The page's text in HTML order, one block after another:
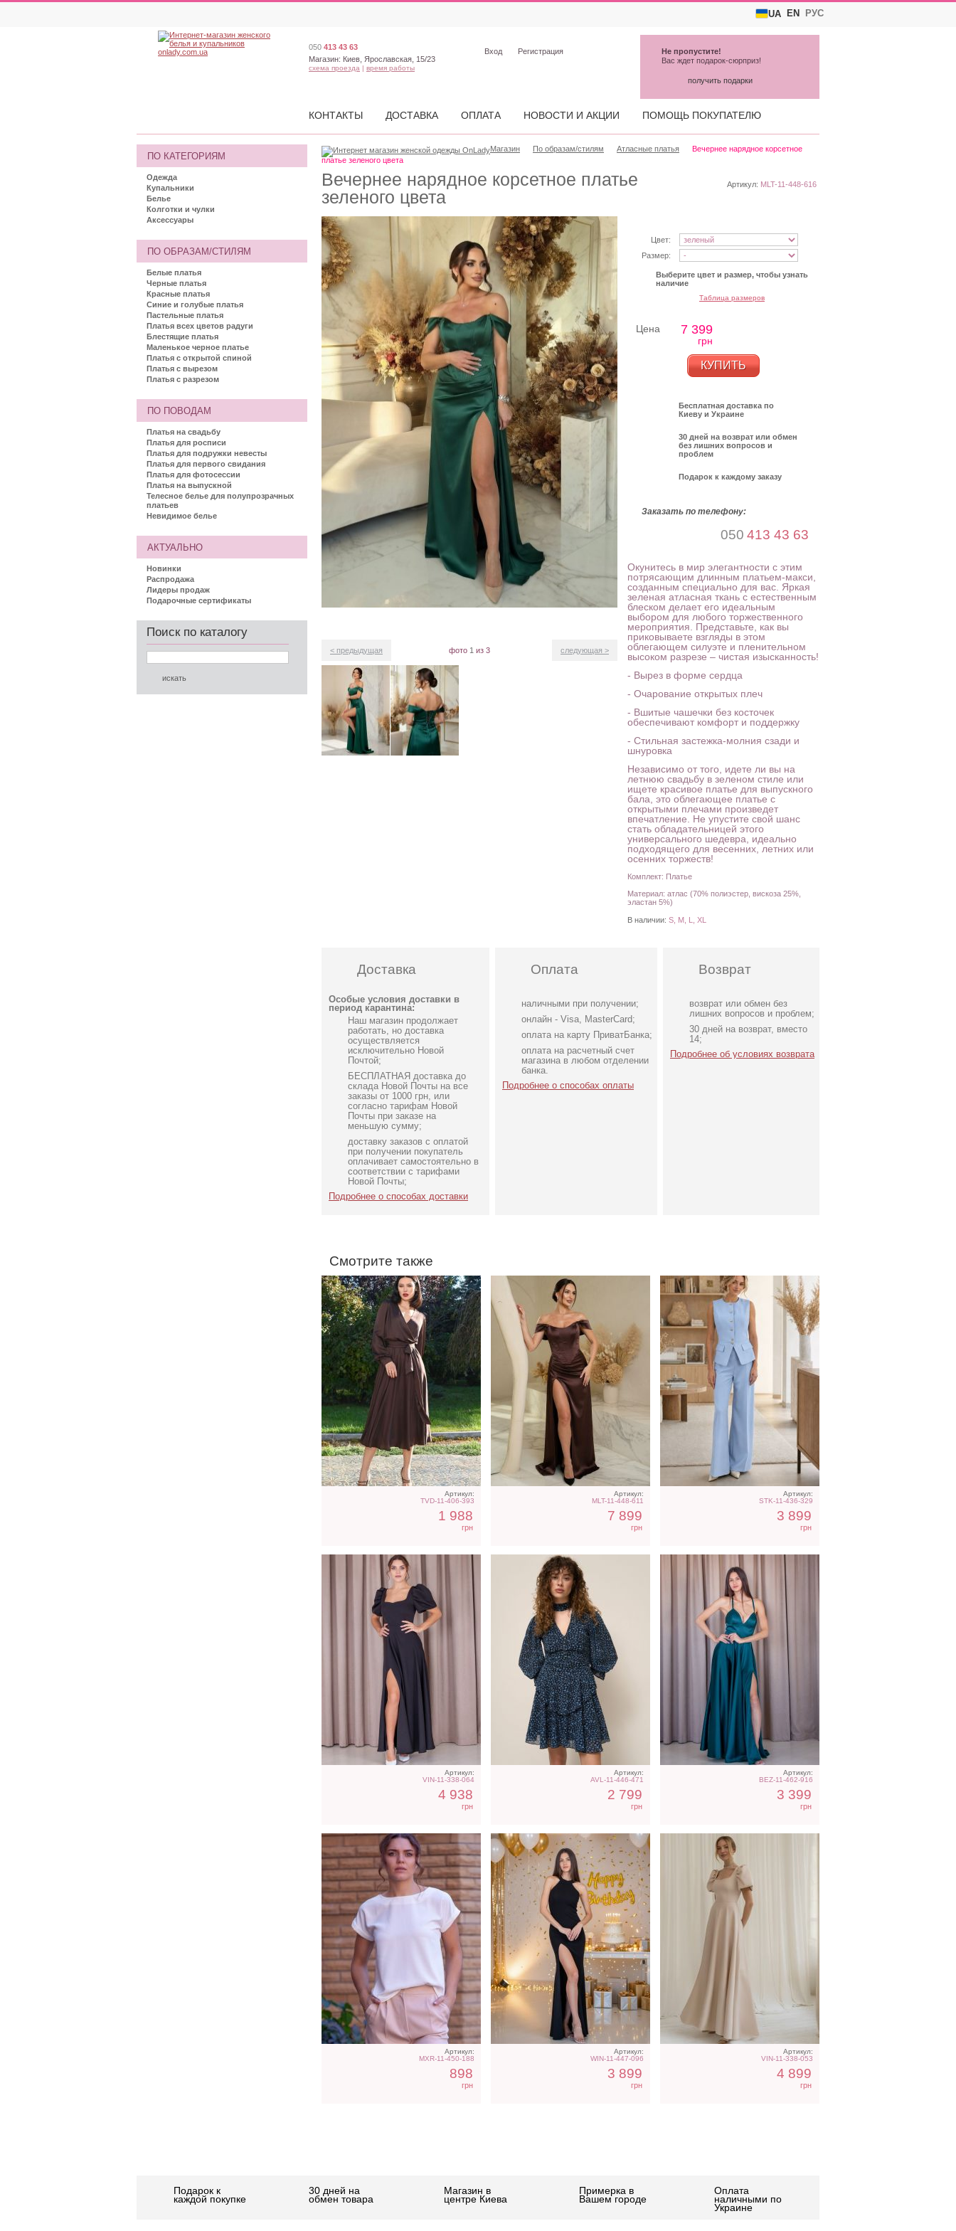
UA EN РУС
Вечернее нарядное корсетное платье
зеленого цвета
Артикул: MLT-11-448-616
Цвет:
Размер:
Выберите цвет и размер, чтобы узнать
наличие
Таблица размеров
Цена 7 399
грн
КУПИТЬ
Бесплатная доставка по
Киеву и Украине
30 дней на возврат или обмен
без лишних вопросов и
проблем
Подарок к каждому заказу
Заказать по телефону:
050 413 43 63
Окунитесь в мир элегантности с этим
потрясающим длинным платьем-макси,
созданным специально для вас. Яркая
зеленая атласная ткань с естественным
блеском делает его идеальным
выбором для любого торжественного
мероприятия. Представьте, как вы
приковываете взгляды в этом
облегающем силуэте и пленительном
высоком разрезе – чистая изысканность!
- Вырез в форме сердца
- Очарование открытых плеч
- Вшитые чашечки без косточек
обеспечивают комфорт и поддержку
- Стильная застежка-молния сзади и
шнуровка
Независимо от того, идете ли вы на
летнюю свадьбу в зеленом стиле или
ищете красивое платье для выпускного
бала, это облегающее платье с
открытыми плечами произведет
впечатление. Не упустите свой шанс
стать обладательницей этого
универсального шедевра, идеально
подходящего для весенних, летних или
осенних торжеств!
Комплект: Платье
Материал: атлас (70% полиэстер, вискоза 25%,
эластан 5%)
В наличии: S, M, L, XL
< предыдущая фото 1 из 3 следующая >
Доставка
Особые условия доставки в
период карантина:
Наш магазин продолжает
работать, но доставка
осуществляется
исключительно Новой
Почтой;
БЕСПЛАТНАЯ доставка до
склада Новой Почты на все
заказы от 1000 грн, или
согласно тарифам Новой
Почты при заказе на
меньшую сумму;
доставку заказов с оплатой
при получении покупатель
оплачивает самостоятельно в
соответствии с тарифами
Новой Почты;
Подробнее о способах доставки
Оплата
наличными при получении;
онлайн - Visa, MasterCard;
оплата на карту ПриватБанка;
оплата на расчетный счет
магазина в любом отделении
банка.
Подробнее о способах оплаты
Возврат
возврат или обмен без
лишних вопросов и проблем;
30 дней на возврат, вместо
14;
Подробнее об условиях возврата
Смотрите также
Атласное платье миди
длины на запах с рукавом
шоколадного цвета
Артикул:
TVD-11-406-393
1 988
грн
Артикул:
MLT-11-448-611
7 899
грн
Артикул:
STK-11-436-329
3 899
грн
Элегантное длинное
черное платье с рукавами
фонариками
Артикул:
VIN-11-338-064
4 938
грн
Легкое шифоновое
короткое платье с
цветочным принтом
Артикул:
AVL-11-446-471
2 799
грн
Нарядное атласное
платье изумрудного цвета
с разрезом
Артикул:
BEZ-11-462-916
3 399
грн
Футболка однотонная
белого цвета на работу
Артикул:
MXR-11-450-188
898
грн
Облегающее вечернее
платье черного цвета с
открытой спиной
Артикул:
WIN-11-447-096
3 899
грн
Светлое бежевое платье
на короткий рукав
Артикул:
VIN-11-338-053
4 899
грн
Магазин По образам/стилям Атласные платья
Вечернее нарядное корсетное
платье зеленого цвета
ПО КАТЕГОРИЯМ
Одежда
Купальники
Белье
Колготки и чулки
Аксессуары
ПО ОБРАЗАМ/СТИЛЯМ
Белые платья
Черные платья
Красные платья
Синие и голубые платья
Пастельные платья
Платья всех цветов радуги
Блестящие платья
Маленькое черное платье
Платья с открытой спиной
Платья с вырезом
Платья с разрезом
ПО ПОВОДАМ
Платья на свадьбу
Платья для росписи
Платья для подружки невесты
Платья для первого свидания
Платья для фотосессии
Платья на выпускной
Телесное белье для полупрозрачных
платьев
Невидимое белье
АКТУАЛЬНО
Новинки
Распродажа
Лидеры продаж
Подарочные сертификаты
Поиск по каталогу
050 413 43 63
Магазин: Киев, Ярославская, 15/23
схема проезда | время работы
Вход Регистрация
КОНТАКТЫ ДОСТАВКА ОПЛАТА НОВОСТИ И АКЦИИ ПОМОЩЬ ПОКУПАТЕЛЮ
Не пропустите!
Вас ждет подарок-сюрприз!
получить подарки
Подарок к
каждой покупке
30 дней на
обмен товара
Магазин в
центре Киева
Примерка в
Вашем городе
Оплата
наличными по
Украине